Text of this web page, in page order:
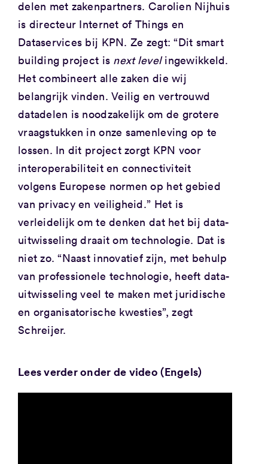
delen met zakenpartners. Carolien Nijhuis
is directeur Internet of Things en
Dataservices bij KPN. Ze zegt: “Dit smart
building project is next levelingewikkeld.
Het combineert alle zaken die wij
belangrijk vinden. Veilig en vertrouwd
datadelen is noodzakelijk om de grotere
vraagstukken in onze samenleving op te
lossen. In dit project zorgt KPN voor
interoperabiliteit en connectiviteit
volgens Europese normen op het gebied
van privacy en veiligheid.” Het is
verleidelijk om te denken dat het bij data-
uitwisseling draait om technologie. Dat is
niet zo. “Naast innovatief zijn, met behulp
van professionele technologie, heeft data-
uitwisseling veel te maken met juridische
en organisatorische kwesties”, zegt
Schreijer.
Lees verder onder de video (Engels)